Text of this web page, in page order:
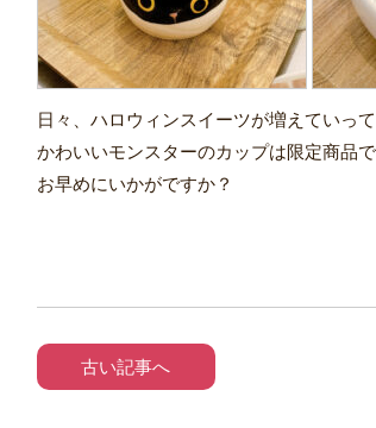
日々、ハロウィンスイーツが増えていって
かわいいモンスターのカップは限定商品
お早めにいかがですか？
古い記事へ